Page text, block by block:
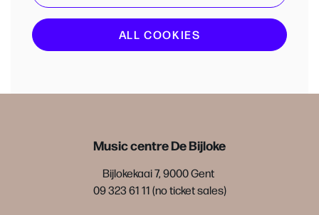
ALL COOKIES
Music centre De Bijloke
Bijlokekaai 7, 9000 Gent
09 323 61 11 (no ticket sales)